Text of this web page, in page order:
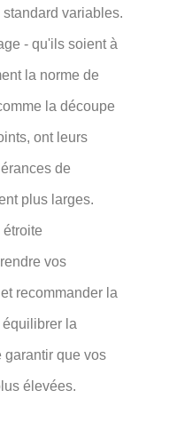
variables.
- qu'ils soient à
la norme de
la découpe
ont leurs
de
plus larges.
vos
recommander la
la
garantir que vos
élevées.